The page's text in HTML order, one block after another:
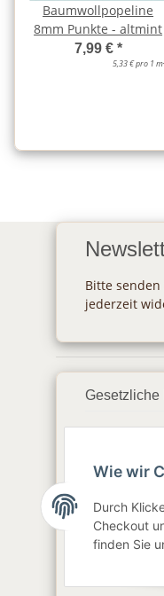
Baumwollpopeline
8mm Punkte - altmint
7,99 € *
5,33 € pro 1 m
Bitte
jederzeit
Gesetzliche
AGB
Sitemap
Wie wir
Durch
Checkout
finden Sie